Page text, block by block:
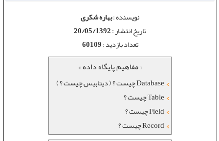
نویسنده :بهاره شکری
تاریخ انتشار :20/05/1392
تعداد بازدید :60109
« مفاهیم پایگاه داده »
Database چیست ؟ ( دیتابیس چیست ؟ )
Table چیست ؟
Field چیست ؟
Record چیست ؟